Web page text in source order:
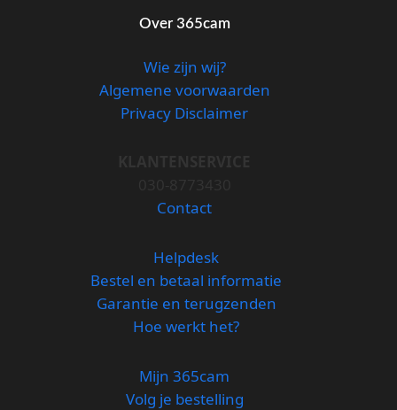
Over 365cam
Wie zijn wij?
Algemene voorwaarden
Privacy Disclaimer
Contact
Helpdesk
Bestel en betaal informatie
Garantie en terugzenden
Hoe werkt het?
Mijn 365cam
Volg je bestelling